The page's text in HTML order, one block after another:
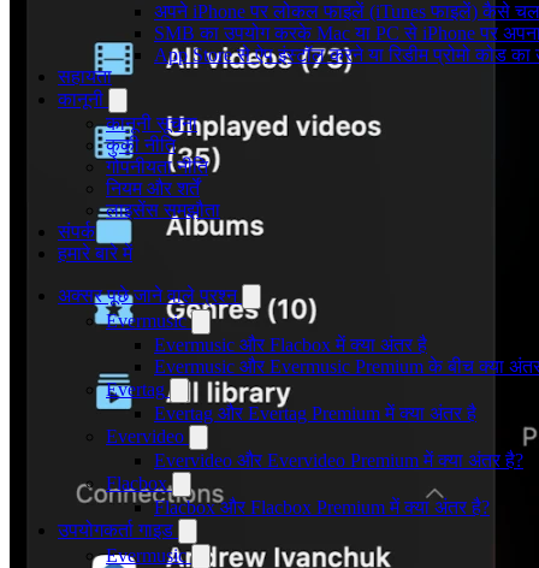
अपने iPhone पर लोकल फाइलें (iTunes फाइलें) कैसे
SMB का उपयोग करके Mac या PC से iPhone पर
App Store से ऐप इंस्टॉल करने या रिडीम प्रोमो कोड
सहायता
कानूनी
कानूनी सूचना
कुकी नीति
गोपनीयता नीति
नियम और शर्तें
लाइसेंस समझौता
संपर्क
हमारे बारे में
अक्सर पूछे जाने वाले प्रश्न
Evermusic
Evermusic और Flacbox में क्या अंतर है
Evermusic और Evermusic Premium के बीच क्या
Evertag
Evertag और Evertag Premium में क्या अंतर है
Evervideo
Evervideo और Evervideo Premium में क्या अंतर है?
Flacbox
Flacbox और Flacbox Premium में क्या अंतर है?
उपयोगकर्ता गाइड
Evermusic